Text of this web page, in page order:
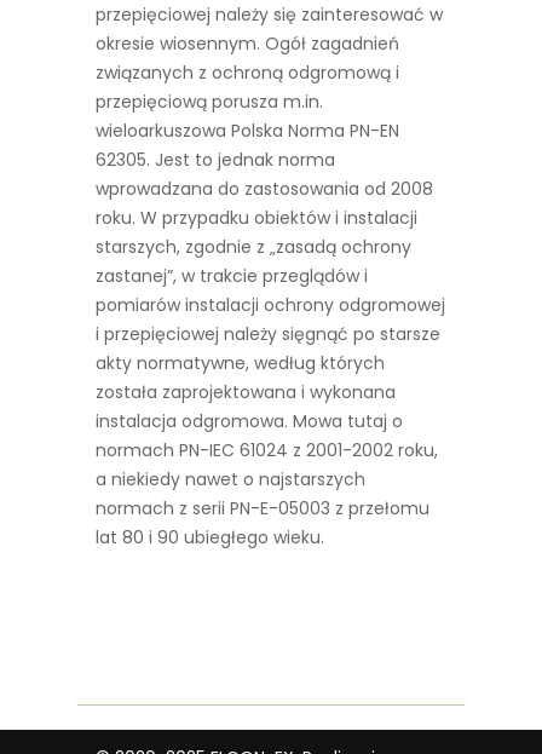
przepięciowej należy się zainteresować w
okresie wiosennym. Ogół zagadnień
związanych z ochroną odgromową i
przepięciową porusza m.in.
wieloarkuszowa Polska Norma PN-EN
62305. Jest to jednak norma
wprowadzana do zastosowania od 2008
roku. W przypadku obiektów i instalacji
starszych, zgodnie z „zasadą ochrony
zastanej”, w trakcie przeglądów i
pomiarów instalacji ochrony odgromowej
i przepięciowej należy sięgnąć po starsze
akty normatywne, według których
została zaprojektowana i wykonana
instalacja odgromowa. Mowa tutaj o
normach PN-IEC 61024 z 2001-2002 roku,
a niekiedy nawet o najstarszych
normach z serii PN-E-05003 z przełomu
lat 80 i 90 ubiegłego wieku.